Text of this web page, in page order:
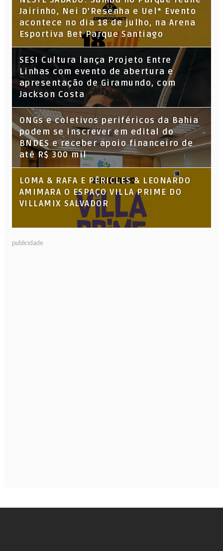
Jairinho, Nei D’Resenha e Uel* Evento
acontece no dia 18 de julho, na Arena
Esportiva Bet Parque Santiago
SESI Cultura lança Projeto Entre
Linhas com evento de abertura e
apresentação de Giramundo, com
Jackson Costa
ONGs e coletivos periféricos da Bahia
podem se inscrever em edital do
BNDES e receber apoio financeiro de
até R$ 300 mil
LOMA & RAFA E PÉRICLES & LEONARDO
AMIMARA O ESPAÇO VILLA PRIME DO
VILLAMIX SALVADOR
publicidade